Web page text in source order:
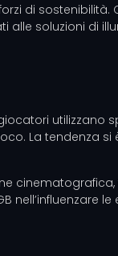
di
soluzioni di
utilizzano
La tendenza
nell’influenzare